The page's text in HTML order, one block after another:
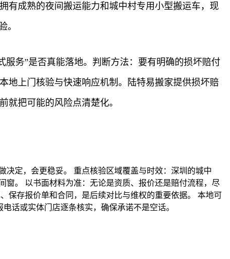
有成熟的夜间搬运能力和城中村专用小型搬运车，现
。
务”是否真能落地。判断方法：要有明确的损坏赔付
地上门核验与快速响应机制。陆特易搬家提供损坏赔
就把可能的风险点清楚化。
定，会更稳妥。 重点核验区域覆盖与时效：深圳的城中
。 以书面材料为准：无论是资质、报价还是赔付流程，尽
保存报价单和合同，是后续对比与维权的重要依据。 本地可
话或实体门店逐条核实，确保承诺不是空话。